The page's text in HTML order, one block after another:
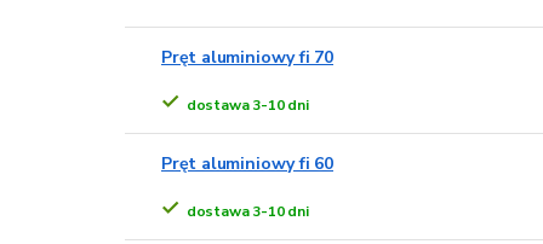
Pręt aluminiowy fi 70
dostawa 3-10 dni
Pręt aluminiowy fi 60
dostawa 3-10 dni